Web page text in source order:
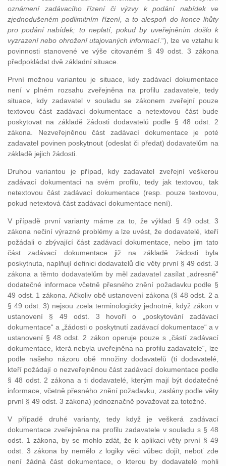
oznámení zadávacího řízení či výzvy k podání nabídek ve
zjednodušeném podlimitním řízení, a to alespoň do konce lhůty
pro podání nabídek; to neplatí, pokud by uveřejněním došlo k
vyzrazení nebo ohrožení utajovaných informací.“), lze ve vztahu k
povinnosti stanovené ve výše citovaném § 49 odst. 3 zákona
předpokládat dvě základní situace.
První možnou variantou je situace, kdy zadávací dokumentace
není v plném rozsahu zveřejněna na profilu zadavatele, tedy
situace, kdy zadavatel v souladu se zákonem zveřejní pouze
textovou část zadávací dokumentace a netextovou část bude
poskytovat na základě žádosti dodavatelů podle § 48 odst. 2
zákona. Nezveřejněnou část zadávací dokumentace je poté
zadavatel povinen poskytnout (odeslat či předat) dodavatelům na
základě jejich žádosti.
Druhou variantou je případ, kdy zadavatel zveřejní veškerou
zadávací dokumentaci na svém profilu, tedy jak textovou, tak
netextovou část zadávací dokumentace (resp. pouze textovou,
pokud netextová část zadávací dokumentace není).
V případě první varianty máme za to, že výklad § 49 odst. 3
zákona nečiní výrazné problémy a lze uvést, že dodavatelé, kteří
požádali o zbývající část zadávací dokumentace, nebo jim tato
část zadávací dokumentace již na základě žádosti byla
poskytnuta, naplňují definici dodavatelů dle věty první § 49 odst. 3
zákona a těmto dodavatelům by měl zadavatel zasílat „adresně“
dodatečné informace včetně přesného znění požadavku podle §
49 odst. 1 zákona. Ačkoliv obě ustanovení zákona (§ 48 odst. 2 a
§ 49 odst. 3) nejsou zcela terminologicky jednotné, když zákon v
ustanovení § 49 odst. 3 hovoří o „poskytování zadávací
dokumentace“ a „žádosti o poskytnutí zadávací dokumentace“ a v
ustanovení § 48 odst. 2 zákon operuje pouze s „částí zadávací
dokumentace, která nebyla uveřejněna na profilu zadavatele“, lze
podle našeho názoru obě množiny dodavatelů (ti dodavatelé,
kteří požádají o nezveřejněnou část zadávací dokumentace podle
§ 48 odst. 2 zákona a ti dodavatelé, kterým mají být dodatečné
informace, včetně přesného znění požadavku, zaslány podle věty
první § 49 odst. 3 zákona) jednoznačně považovat za totožné.
V případě druhé varianty, tedy když je veškerá zadávací
dokumentace zveřejněna na profilu zadavatele v souladu s § 48
odst. 1 zákona, by se mohlo zdát, že k aplikaci věty první § 49
odst. 3 zákona by nemělo z logiky věci vůbec dojít, neboť zde
není žádná část dokumentace, o kterou by dodavatelé mohli